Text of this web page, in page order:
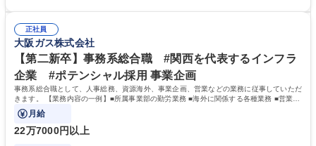
道路施設や道路工事現場の見学ツアー事業 ※入社後は上記いずれかの部門
へ配属。※業務内容変更の範囲：会社の定める業務 募集職種 【都庁グル
ープ】総合職（事務）◇残業月平均9時間未満／有給年平均16日取得
部門など多岐に渡る業務を経験できます。 ■様々なプロジェクト：駐車場
事業の他、新宿駅西口広場内に設置された照明を兼ねた広告「ブライトサ
イン」の管理運営を行うなど、事業収益を生み出す活動を積極的に行って
います。 学歴・資格 学歴：大学院 大学 高専 短大 専修学校 高校 語学力：
資格：
正社員
大阪ガス株式会社
【第二新卒】事務系総合職 #関西を代表するインフラ
企業 #ポテンシャル採用 事業企画
事務系総合職として、人事総務、資源海外、事業企画、営業などの業務に従事していただ
きます。 【業務内容の一例】■所属事業部の勤労業務 ■海外に関係する各種業務 ■営業部
門の企画スタッフ、ルート営業
月給
22万7000円以上